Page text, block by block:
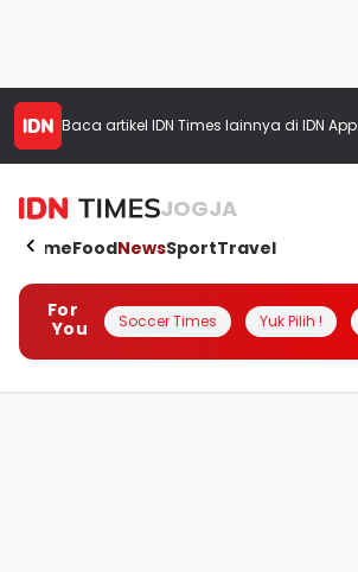
Baca artikel IDN Times lainnya di IDN App
JOGJA
HomeFoodNewsSportTravel
For
You
Soccer Times Yuk Pilih !